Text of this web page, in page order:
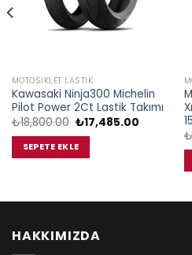
MOTOSIKLET LASTIK
Kawasaki Ninja300 Michelin
Pilot Power 2Ct Lastik Takımı
₺18,800.00 Orijinal
fiyat:
₺18,800.00.
₺17,485.00Şu
SEPETE EKLE
₺
HAKKIMIZDA